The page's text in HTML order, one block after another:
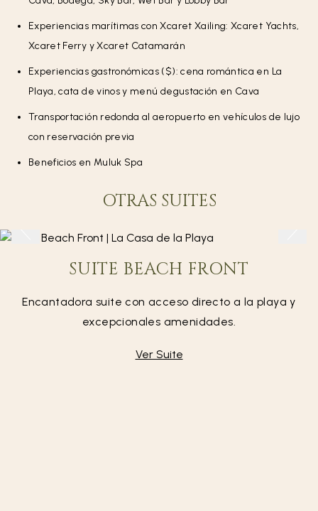
Experiencias marítimas con Xcaret Xailing: Xcaret Yachts,
Xcaret Ferry y Xcaret Catamarán
Experiencias gastronómicas ($): cena romántica en La
Playa, cata de vinos y menú degustación en Cava
Transportación redonda al aeropuerto en vehículos de lujo
con reservación previa
Beneficios en Muluk Spa
OTRAS SUITES
SUITE BEACH FRONT
Encantadora suite con acceso directo a la playa y
excepcionales amenidades.
Ver Suite